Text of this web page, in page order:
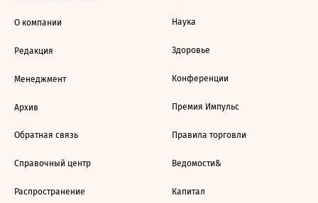
О компании
Редакция
Менеджмент
Архив
Обратная связь
Справочный центр
Распространение
Наука
Здоровье
Конференции
Премия Импульс
Правила торговли
Ведомости&
Капитал